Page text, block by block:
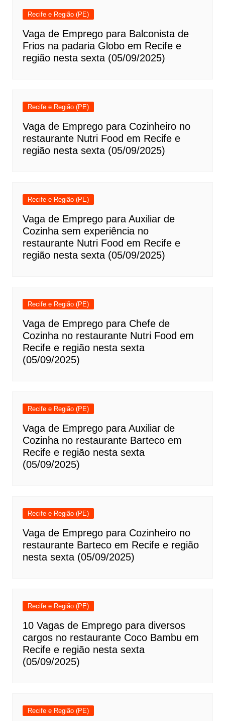
Recife e Região (PE)
Vaga de Emprego para Balconista de
Frios na padaria Globo em Recife e
região nesta sexta (05/09/2025)
Recife e Região (PE)
Vaga de Emprego para Cozinheiro no
restaurante Nutri Food em Recife e
região nesta sexta (05/09/2025)
Recife e Região (PE)
Vaga de Emprego para Auxiliar de
Cozinha sem experiência no
restaurante Nutri Food em Recife e
região nesta sexta (05/09/2025)
Recife e Região (PE)
Vaga de Emprego para Chefe de
Cozinha no restaurante Nutri Food em
Recife e região nesta sexta
(05/09/2025)
Recife e Região (PE)
Vaga de Emprego para Auxiliar de
Cozinha no restaurante Barteco em
Recife e região nesta sexta
(05/09/2025)
Recife e Região (PE)
Vaga de Emprego para Cozinheiro no
restaurante Barteco em Recife e região
nesta sexta (05/09/2025)
Recife e Região (PE)
10 Vagas de Emprego para diversos
cargos no restaurante Coco Bambu em
Recife e região nesta sexta
(05/09/2025)
Recife e Região (PE)